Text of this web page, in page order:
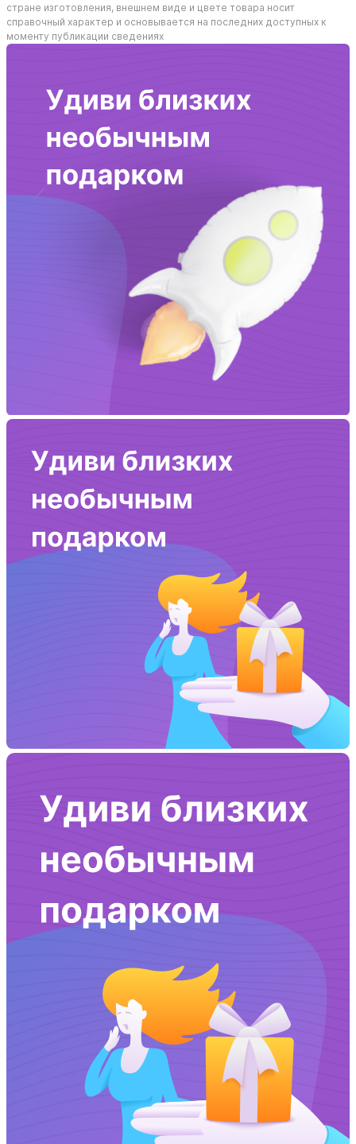
стране изготовления, внешнем виде и цвете товара носит
справочный характер и основывается на последних доступных к
моменту публикации сведениях